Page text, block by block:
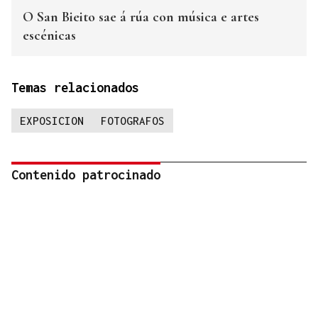
O San Bieito sae á rúa con música e artes
escénicas
Temas relacionados
EXPOSICION FOTOGRAFOS
Contenido patrocinado